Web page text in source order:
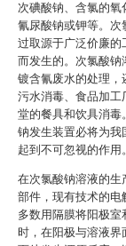
次碘酸钠、含氯的
氰尿酸钠或钾等。次
过取源于广泛价廉的
而发生的。次氯酸钠
镀含氰废水的处理，
污水消毒、食品加工
堂的餐具和饮具消毒
钠发生装置必将为我
起到不可忽视的作用。
在次氯酸钠溶液的生
部件，现有技术的电
多数用隔膜将阳极
时，在阳极与溶液